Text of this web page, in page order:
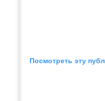
Посмотреть эту